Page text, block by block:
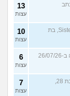
30, כתב
13
עצות
(Sister, בת
10
עצות
(נערה, בת 16, כתבה ב-26/07/26
6
עצות
(א, בת 28,
7
עצות